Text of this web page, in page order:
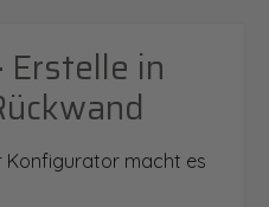
Erstelle in
Konfigurator macht es